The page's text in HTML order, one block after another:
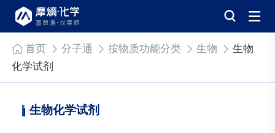
首页 分子通 按物质功能分类 生物
生物
化学试剂
生物化学试剂